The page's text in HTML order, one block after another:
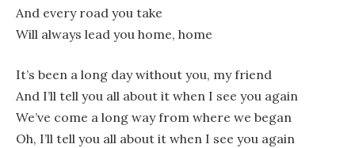
And every road you take
Will always lead you home, home
It’s been a long day without you, my friend
And I’ll tell you all about it when I see you again
We’ve come a long way from where we began
Oh, I’ll tell you all about it when I see you again